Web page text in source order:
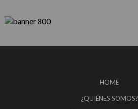
HOME
¿QUIÉNES SOMOS?